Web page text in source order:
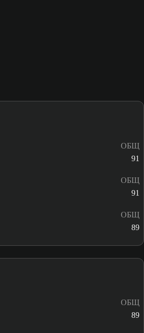
ОБЩ
91
ОБЩ
91
ОБЩ
89
ОБЩ
89